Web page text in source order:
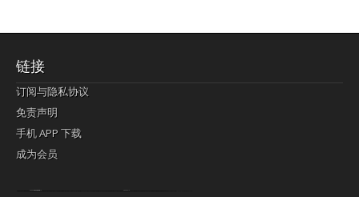
链接
订阅与隐私协议
免责声明
手机 APP 下载
成为会员